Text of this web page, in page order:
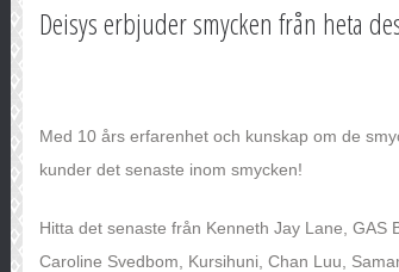
Deisys erbjuder smycken från heta
Med 10 års erfarenhet och kunskap om de
kunder det senaste inom smycken!
Hitta det senaste från Kenneth Jay Lane, GAS
Caroline Svedbom, Kursihuni, Chan Luu,